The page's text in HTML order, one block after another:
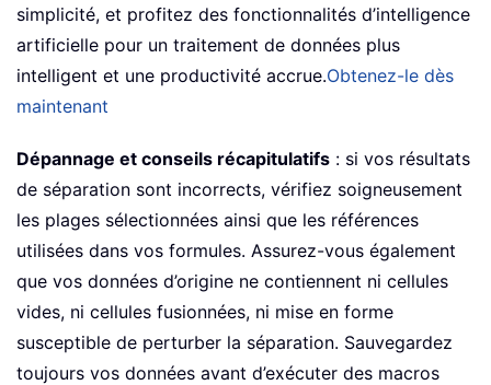
simplicité, et profitez des fonctionnalités d’intelligence
artificielle pour un traitement de données plus
intelligent et une productivité accrue.Obtenez-le dès
maintenant
Dépannage et conseils récapitulatifs : si vos résultats
de séparation sont incorrects, vérifiez soigneusement
les plages sélectionnées ainsi que les références
utilisées dans vos formules. Assurez-vous également
que vos données d’origine ne contiennent ni cellules
vides, ni cellules fusionnées, ni mise en forme
susceptible de perturber la séparation. Sauvegardez
toujours vos données avant d’exécuter des macros